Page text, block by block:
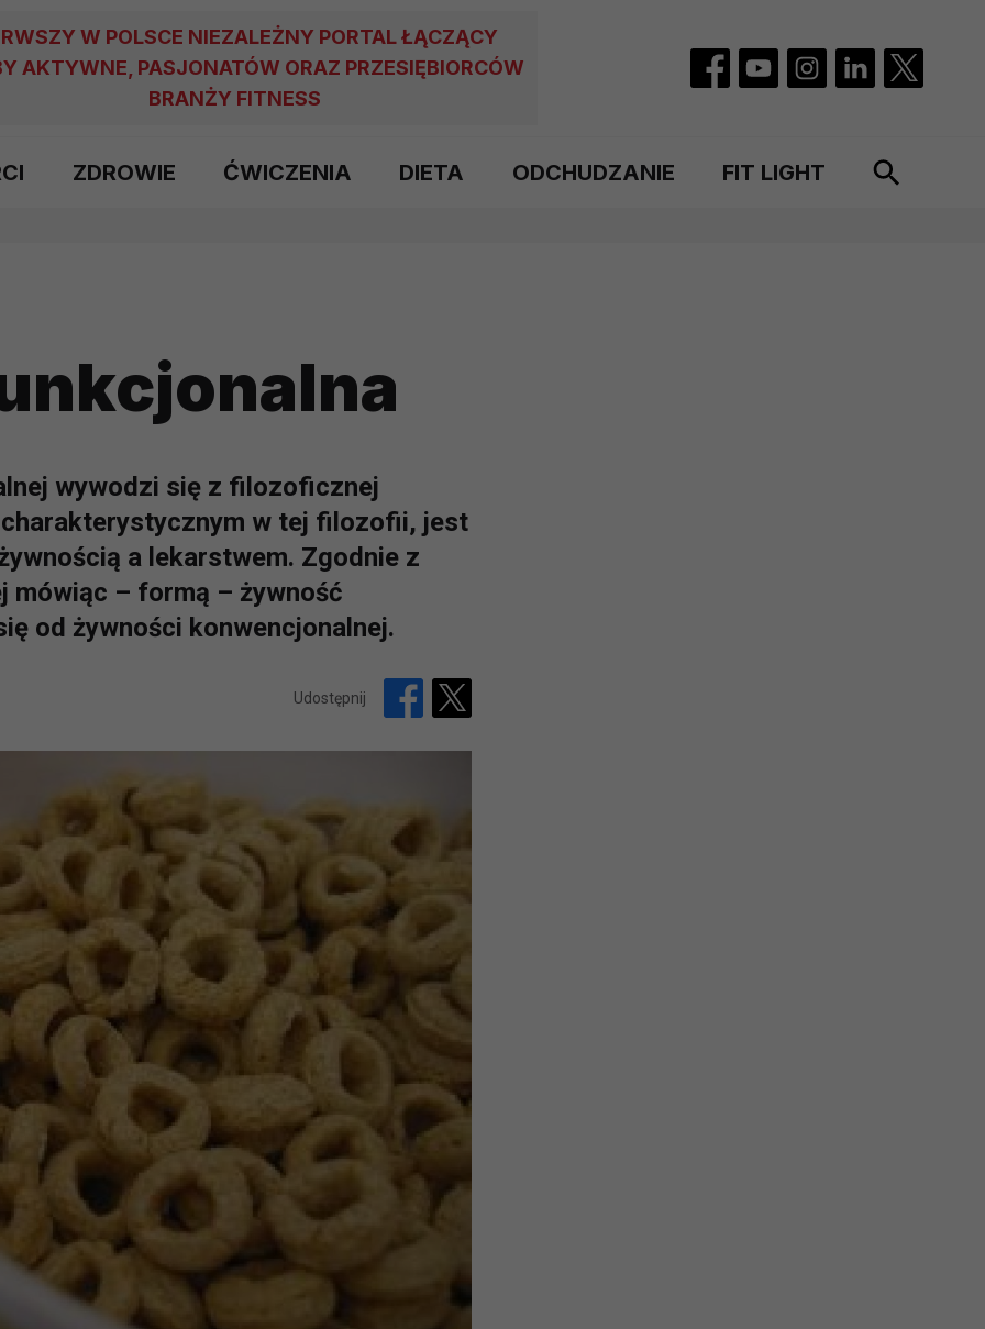
W POLSCE NIEZALEŻNY PORTAL ŁĄCZĄCY
AKTYWNE, PASJONATÓW ORAZ PRZESIĘBIORCÓW
BRANŻY FITNESS
ZDROWIE ĆWICZENIA DIETA ODCHUDZANIE FIT LIGHT
wywodzi się z filozoficznej
w tej filozofii, jest
a lekarstwem. Zgodnie z
mówiąc – formą – żywność
od żywności konwencjonalnej.
Udostępnij